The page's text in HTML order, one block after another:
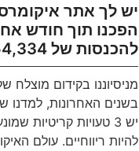
יש לך אתר
להכנסות של 54,334 ש"ח?
מניסיוננו בקידום
בשנים האחרונות, למדנו
יש 3 טעויות קריטיות
להיות ריווחיים. עולם